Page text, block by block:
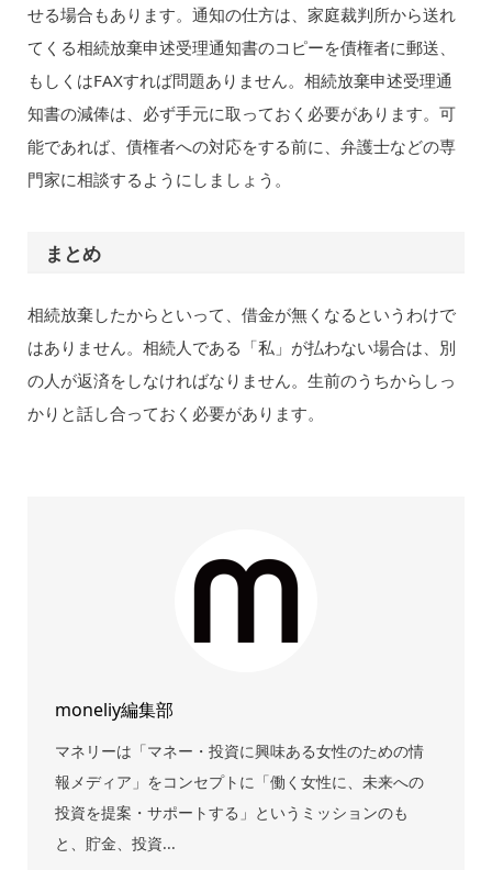
せる場合もあります。通知の仕方は、家庭裁判所から送れ
てくる相続放棄申述受理通知書のコピーを債権者に郵送、
もしくはFAXすれば問題ありません。相続放棄申述受理通
知書の減俸は、必ず手元に取っておく必要があります。可
能であれば、債権者への対応をする前に、弁護士などの専
門家に相談するようにしましょう。
まとめ
相続放棄したからといって、借金が無くなるというわけで
はありません。相続人である「私」が払わない場合は、別
の人が返済をしなければなりません。生前のうちからしっ
かりと話し合っておく必要があります。
moneliy編集部
マネリーは「マネー・投資に興味ある女性のための情
報メディア」をコンセプトに「働く女性に、未来への
投資を提案・サポートする」というミッションのも
と、貯金、投資...